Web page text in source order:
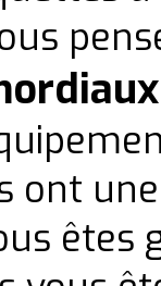
ont
êtes